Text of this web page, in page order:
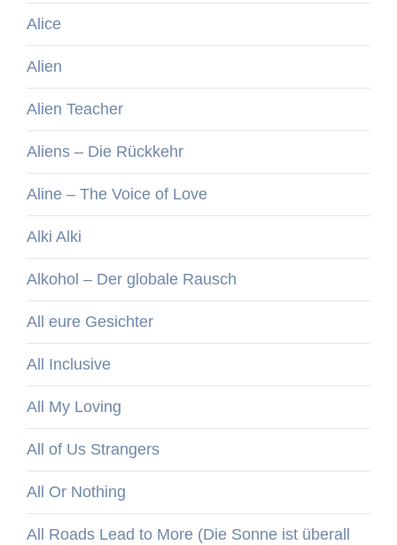
Alice
Alien
Alien Teacher
Aliens – Die Rückkehr
Aline – The Voice of Love
Alki Alki
Alkohol – Der globale Rausch
All eure Gesichter
All Inclusive
All My Loving
All of Us Strangers
All Or Nothing
All Roads Lead to More (Die Sonne ist überall